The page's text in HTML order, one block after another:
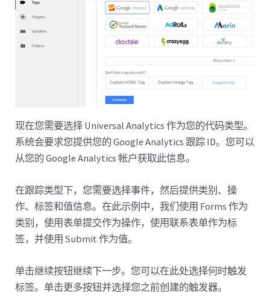
现在您需要选择 Universal Analytics 作为您的代码类型。
系统会要求您提供您的 Google Analytics 跟踪 ID。您可以
从您的 Google Analytics 帐户获取此信息。
在跟踪类型下，您需要选择事件，然后提供类别、操
作、标签和值信息。在此示例中，我们使用 Forms 作为
类别，使用表单提交作为操作，使用联系表单作为标
签，并使用 Submit 作为值。
单击继续按钮继续下一步。您可以在此处选择何时触发
标签。单击更多按钮并选择您之前创建的触发器。